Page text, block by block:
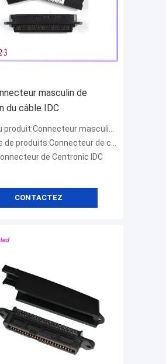
masculin de
du câble IDC
masculin d'IDC
produits:Connecteur de champion
de Centronic IDC
CONTACTEZ